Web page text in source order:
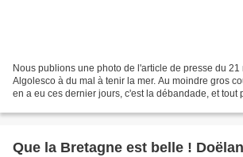
Nous publions une photo de l'article de presse du
Algolesco à du mal à tenir la mer. Au moindre gros
en a eu ces dernier jours, c'est la débandade, et tout
Que la Bretagne est belle !